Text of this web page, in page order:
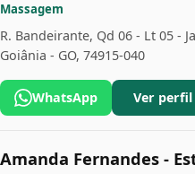
Massagem
R. Bandeirante, Qd 06 - Lt 05 -
Goiânia - GO, 74915-040
WhatsApp Ver perfil
Amanda Fernandes -